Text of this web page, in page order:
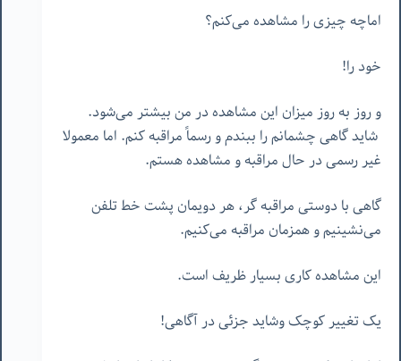
اماچه چیزی را مشاهده می‌کنم؟
خود را!
و روز به روز میزان این مشاهده در من بیشتر می‌شود.
شاید گاهی چشمانم را ببندم و رسماً مراقبه کنم. اما معمولا
غیر رسمی در حال مراقبه و مشاهده هستم.
گاهی با دوستی مراقبه گر، هر دویمان پشت خط تلفن
می‌نشینیم و همزمان مراقبه می‌کنیم.
این مشاهده کاری بسیار ظریف است.
یک تغییر کوچک وشاید جزئی در آگاهی!